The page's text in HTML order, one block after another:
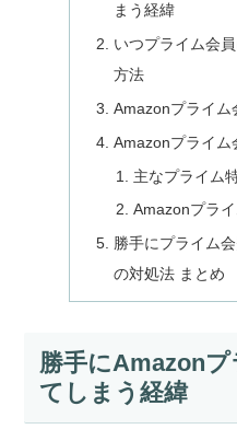
まう経緯
いつプライム会
方法
Amazonプライム
Amazonプライム
主なプライム
Amazonプラ
勝手にプライム
の対処法 まとめ
勝手にAmazon
てしまう経緯